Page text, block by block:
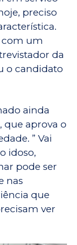
preciso
com um
da
o candidato
ainda
que aprova o
” Vai
idoso,
pode ser
nas
que
ver